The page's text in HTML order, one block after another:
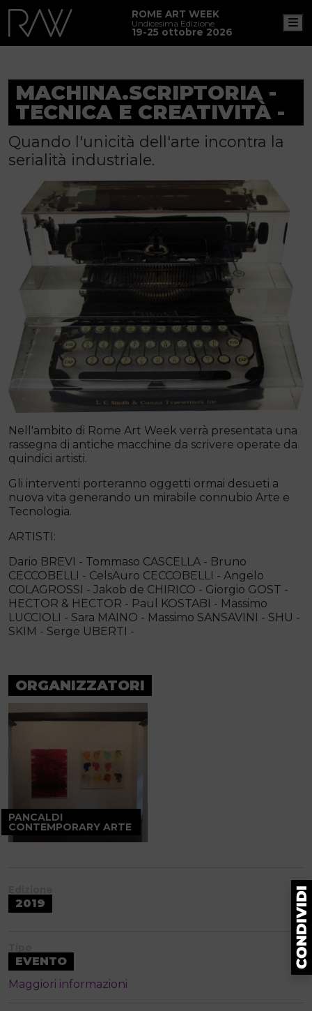
ROME ART WEEK
Undicesima Edizione
19-25 ottobre 2026
MACHINA.SCRIPTORIA -
TECNICA E CREATIVITÀ -
Quando l'unicità dell'arte incontra la
serialità industriale.
Nell'ambito di Rome Art Week verrà presentata una
rassegna di antiche macchine da scrivere operate da
quindici artisti.
Gli interventi porteranno oggetti ormai desueti a
nuova vita generando un mirabile connubio Arte e
Tecnologia.
ARTISTI:
Dario BREVI - Tommaso CASCELLA - Bruno
CECCOBELLI - CelsAuro CECCOBELLI - Angelo
COLAGROSSI - Jakob de CHIRICO - Giorgio GOST -
HECTOR & HECTOR - Paul KOSTABI - Massimo
LUCCIOLI - Sara MAINO - Massimo SANSAVINI - SHU -
SKIM - Serge UBERTI -
ORGANIZZATORI
PANCALDI
CONTEMPORARY ARTE
2019
EVENTO
Maggiori informazioni